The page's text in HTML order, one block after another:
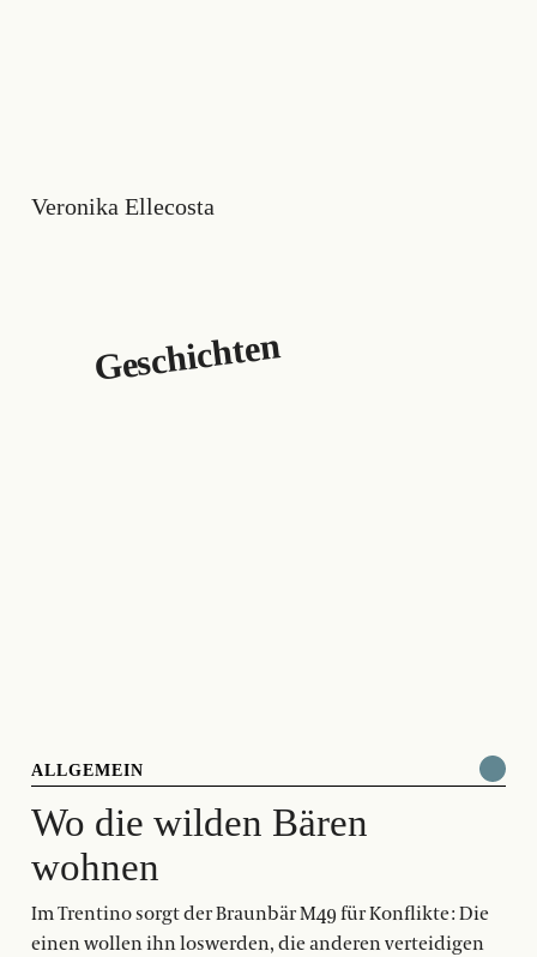
Veronika Ellecosta
Geschichten
ALLGEMEIN
Wo die wilden Bären
wohnen
Im Trentino sorgt der Braunbär M49 für Konflikte : Die
einen wollen ihn loswerden, die anderen verteidigen